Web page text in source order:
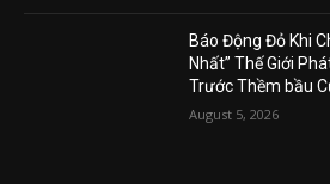
Báo Động Đỏ Khi
Nhất” Thế Giới
Trước Thềm bầu
August 5, 2026